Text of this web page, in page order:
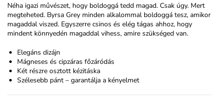
Néha igazi művészet, hogy boldoggá tedd magad. Csak úgy. Mert
megteheted. Byrsa Grey minden alkalommal boldoggá tesz, amikor
magaddal viszed. Egyszerre csinos és elég tágas ahhoz, hogy
mindent könnyedén magaddal vihess, amire szükséged van.
Elegáns dizájn
Mágneses és cipzáras főzáródás
Két részre osztott kézitáska
Szélesebb pánt – garantálja a kényelmet